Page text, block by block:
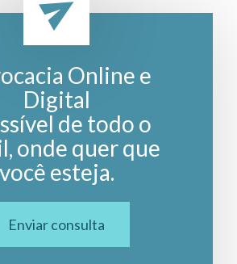
Online e
Digital
de todo o
onde quer que
você esteja.
Enviar consulta